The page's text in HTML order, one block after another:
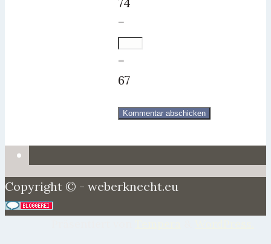
−
=
67
Copyright © - weberknecht.eu